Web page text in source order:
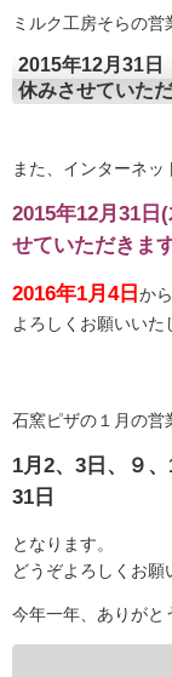
ミルク工房そらの営
2015年12月31日
休みさせていただ
また、インターネ
2015年12月31日
せていただきます
2016年1月4日 か
よろしくお願いいた
石窯ピザの１月の営
1月2、3日、９、
31日
となります。
どうぞよろしくお願
今年一年、ありがと